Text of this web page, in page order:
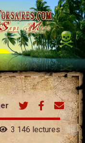
3 146 lectures